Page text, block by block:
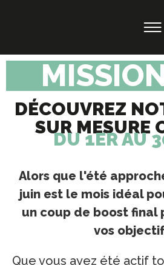
DÉCOUVREZ
SUR MESURE
DU 1ER AU
Alors que l'été
juin est le mois idéal
un coup de boost final
vos
Que vous ayez été actif